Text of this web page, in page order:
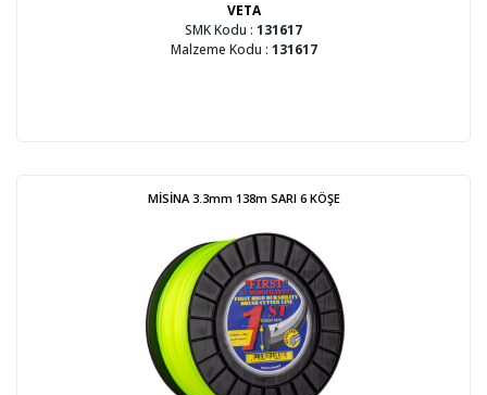
VETA
SMK Kodu : 131617
Malzeme Kodu : 131617
MİSİNA 3.3mm 138m SARI 6 KÖŞE